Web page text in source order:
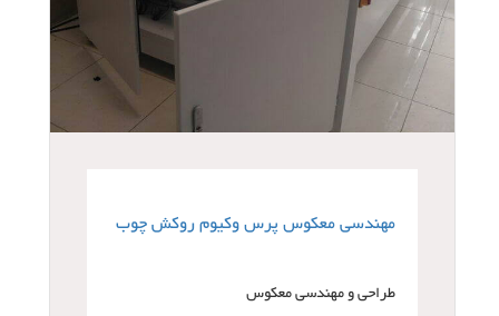
مهندسی معکوس پرس وکیوم روکش چوب
طراحی و مهندسی معکوس